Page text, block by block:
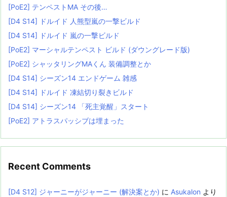
[PoE2] テンペストMA その後…
[D4 S14] ドルイド 人熊型嵐の一撃ビルド
[D4 S14] ドルイド 嵐の一撃ビルド
[PoE2] マーシャルテンペスト ビルド (ダウングレード版)
[PoE2] シャッタリングMAくん 装備調整とか
[D4 S14] シーズン14 エンドゲーム 雑感
[D4 S14] ドルイド 凍結切り裂きビルド
[D4 S14] シーズン14 「死主覚醒」スタート
[PoE2] アトラスパッシブは埋まった
Recent Comments
[D4 S12] ジャーニーがジャーニー (解決案とか) に Asukalon より